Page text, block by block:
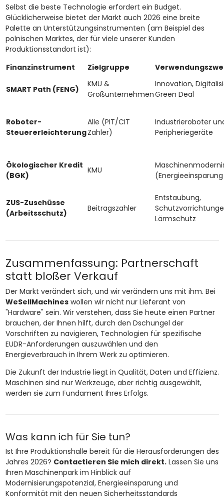
Selbst die beste Technologie erfordert ein Budget.
Glücklicherweise bietet der Markt auch 2026 eine breite
Palette an Unterstützungsinstrumenten (am Beispiel des
polnischen Marktes, der für viele unserer Kunden
Produktionsstandort ist):
Finanzinstrument
Zielgruppe
SMART Path (FENG)
KMU &
Großunternehmen
Innovation,
Green Deal
Roboter-
Steuererleichterung
Alle (PIT/CIT
Zahler)
Industrieroboter
Peripheriegeräte
Ökologischer Kredit
(BGK)
KMU
ZUS-Zuschüsse
(Arbeitsschutz)
Beitragszahler
Entstaubung,
Lärmschutz
Zusammenfassung: Partnerschaft
statt bloßer Verkauf
Der Markt verändert sich, und wir verändern uns mit ihm. Bei
WeSellMachineswollen wir nicht nur Lieferant von
"Hardware" sein. Wir verstehen, dass Sie heute einen Partner
brauchen, der Ihnen hilft, durch den Dschungel der
Vorschriften zu navigieren, Technologien für spezifische
EUDR-Anforderungen auszuwählen und den
Energieverbrauch in Ihrem Werk zu optimieren.
Die Zukunft der Industrie liegt in Qualität, Daten und Effizienz.
Maschinen sind nur Werkzeuge, aber richtig ausgewählt,
werden sie zum Fundament Ihres Erfolgs.
Was kann ich für Sie tun?
Ist Ihre Produktionshalle bereit für die Herausforderungen des
Jahres 2026? Contactieren Sie mich direkt.Lassen Sie uns
Ihren Maschinenpark im Hinblick auf
Modernisierungspotenzial, Energieeinsparung und
Konformität mit den neuen Sicherheitsstandards